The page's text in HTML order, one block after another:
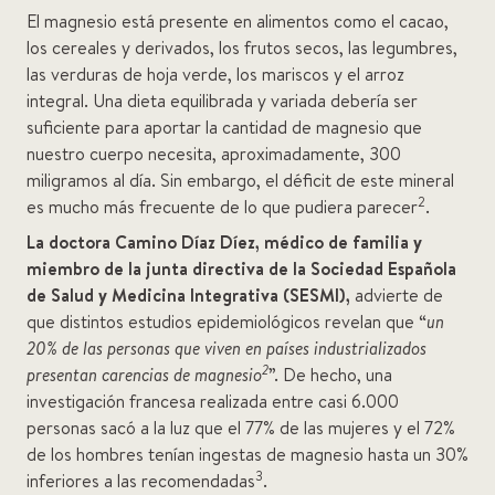
El magnesio está presente en alimentos como el cacao,
los cereales y derivados, los frutos secos, las legumbres,
las verduras de hoja verde, los mariscos y el arroz
integral. Una dieta equilibrada y variada debería ser
suficiente para aportar la cantidad de magnesio que
nuestro cuerpo necesita, aproximadamente, 300
miligramos al día. Sin embargo, el déficit de este mineral
es mucho más frecuente de lo que pudiera parecer2.
La doctora Camino Díaz Díez, médico de familia y
miembro de la junta directiva de la Sociedad Española
de Salud y Medicina Integrativa (SESMI), advierte de
que distintos estudios epidemiológicos revelan que “un
20% de las personas que viven en países industrializados
presentan carencias de magnesio2”. De hecho, una
investigación francesa realizada entre casi 6.000
personas sacó a la luz que el 77% de las mujeres y el 72%
de los hombres tenían ingestas de magnesio hasta un 30%
inferiores a las recomendadas3.